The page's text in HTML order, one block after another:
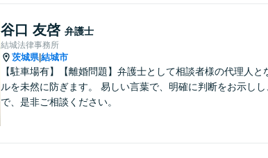
谷口 友啓 弁護士
結城法律事務所
茨城県|結城市
【駐車場有】【離婚問題】弁護士として相談者様の代理人
ルを未然に防ぎます。 易しい言葉で、明確に判断をお示し
で、是非ご相談ください。